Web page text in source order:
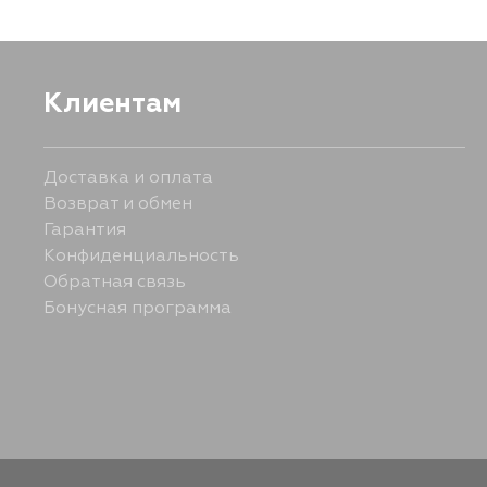
Клиентам
Доставка и оплата
Возврат и обмен
Гарантия
Конфиденциальность
Обратная связь
Бонусная программа